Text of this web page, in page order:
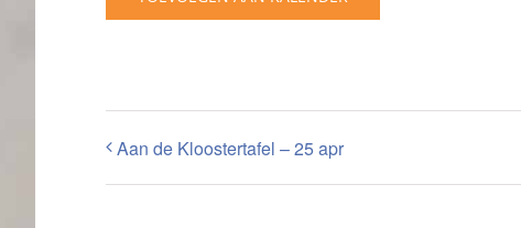
Aan de Kloostertafel – 25 apr